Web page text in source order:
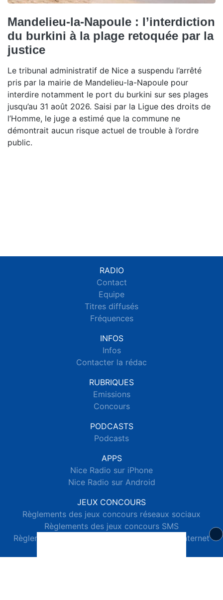
Mandelieu-la-Napoule : l’interdiction
du burkini à la plage retoquée par la
justice
Le tribunal administratif de Nice a suspendu l’arrêté
pris par la mairie de Mandelieu-la-Napoule pour
interdire notamment le port du burkini sur ses plages
jusqu’au 31 août 2026. Saisi par la Ligue des droits de
l’Homme, le juge a estimé que la commune ne
démontrait aucun risque actuel de trouble à l’ordre
public.
RADIO
Contact
Equipe
Titres diffusés
Fréquences
INFOS
Infos
Contacter la rédac
RUBRIQUES
Emissions
Concours
PODCASTS
Podcasts
APPS
Nice Radio sur iPhone
Nice Radio sur Android
JEUX CONCOURS
Règlements des jeux concours réseaux sociaux
Règlements des jeux concours SMS
Règlements des jeux concours téléphone et internet